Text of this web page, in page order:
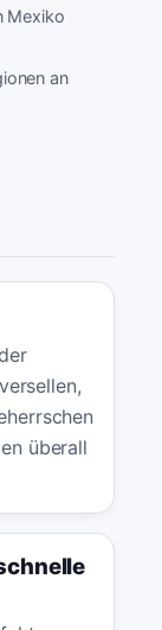
Mexiko
an
überall